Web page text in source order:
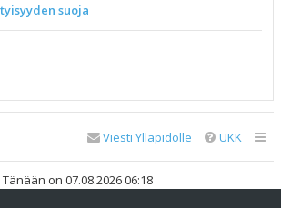
suoja
UKK
Viesti Ylläpidolle
Tänään on 07.08.2026 06:18